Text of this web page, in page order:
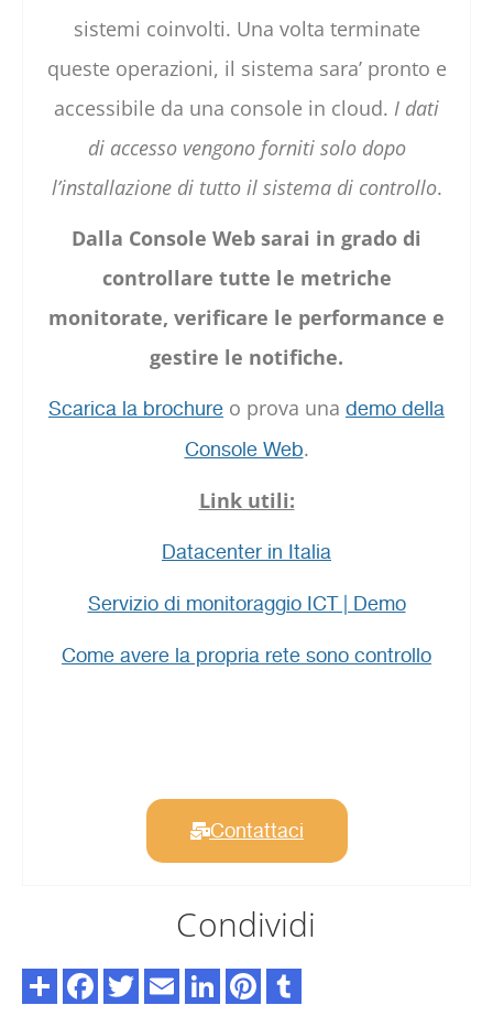
sistemi coinvolti. Una volta terminate
queste operazioni, il sistema sara’ pronto e
accessibile da una console in cloud. I dati
di accesso vengono forniti solo dopo
l’installazione di tutto il sistema di controllo.
Dalla Console Web sarai in grado di
controllare tutte le metriche
monitorate, verificare le performance e
gestire le notifiche.
Scarica la brochure o prova una demo della
Console Web.
Link utili:
Datacenter in Italia
Servizio di monitoraggio ICT | Demo
Come avere la propria rete sono controllo
Contattaci
Condividi